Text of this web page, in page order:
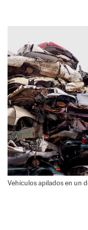
Vehículos apilados en un